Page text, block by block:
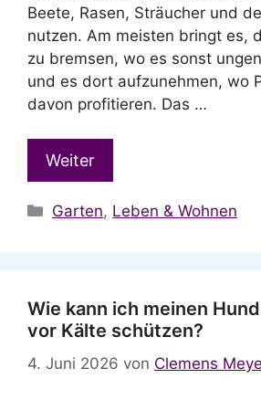
Beete, Rasen, Sträucher und
nutzen. Am meisten bringt es,
zu bremsen, wo es sonst
und es dort aufzunehmen, wo
davon profitieren. Das …
Weiter
Kategorien
Garten, Leben & Wohnen
Wie kann ich meinen
vor Kälte schützen?
4. Juni 2026 von Clemens